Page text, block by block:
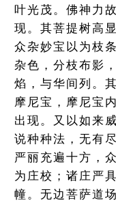
叶光茂。佛神力
现。其菩提树高
众杂妙宝以为枝
杂色，分枝布影
焰，与华间列。
摩尼宝，摩尼宝
出现。又以如来
说种种法，无有
严丽充遍十方，
为庄校；诸庄严
幢。无边菩萨道